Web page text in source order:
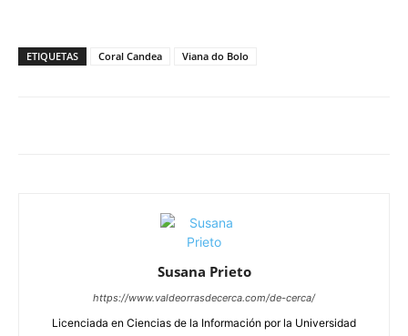
ETIQUETAS Coral Candea Viana do Bolo
Susana Prieto
https://www.valdeorrasdecerca.com/de-cerca/
Licenciada en Ciencias de la Información por la Universidad